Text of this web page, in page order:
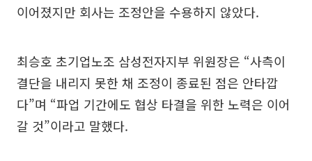
이어졌지만 회사는 조정안을 수용하지 않았다.
최승호 초기업노조 삼성전자지부 위원장은 “사측이
결단을 내리지 못한 채 조정이 종료된 점은 안타깝
다”며 “파업 기간에도 협상 타결을 위한 노력은 이어
갈 것”이라고 말했다.